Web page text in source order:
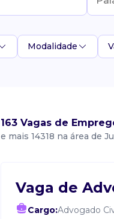
Modalidade
163 Vagas de
e mais 14318 na área de
Vaga de
Cargo:Advogado